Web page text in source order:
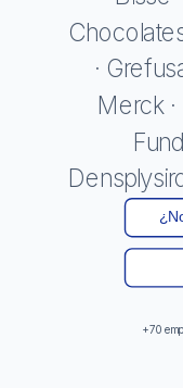
·
Merck ·
+70